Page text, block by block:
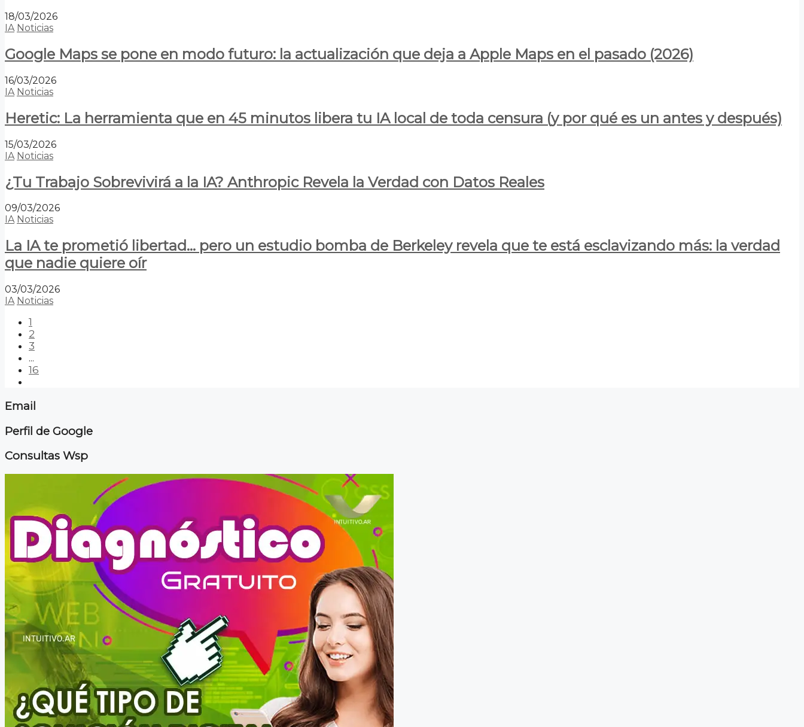
18/03/2026
IA Noticias
Google Maps se pone en modo futuro: la actualización que deja a Apple Maps en el pasado (2026)
16/03/2026
IA Noticias
Heretic: La herramienta que en 45 minutos libera tu IA local de toda censura (y por qué es un antes y después)
15/03/2026
IA Noticias
¿Tu Trabajo Sobrevivirá a la IA? Anthropic Revela la Verdad con Datos Reales
09/03/2026
IA Noticias
La IA te prometió libertad… pero un estudio bomba de Berkeley revela que te está esclavizando más: la verdad
que nadie quiere oír
03/03/2026
IA Noticias
1
2
3
...
16
Email
Perfil de Google
Consultas Wsp